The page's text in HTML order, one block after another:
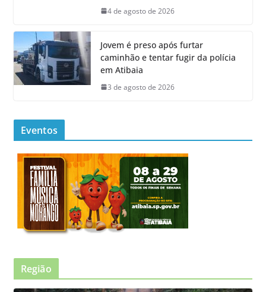
4 de agosto de 2026
Jovem é preso após furtar
caminhão e tentar fugir da polícia
em Atibaia
3 de agosto de 2026
Eventos
Região